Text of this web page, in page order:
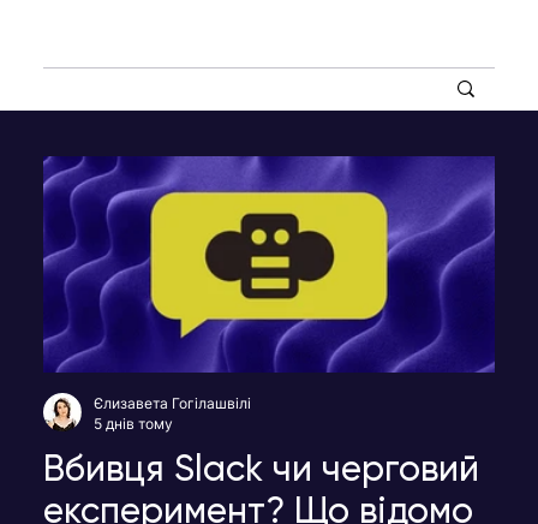
Вбивця Slack чи черговий
експеримент? Що відомо
Єлизавета Гогілашвілі
5 днів тому